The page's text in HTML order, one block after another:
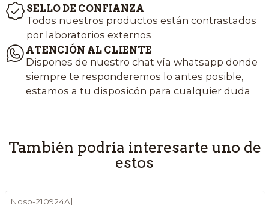
SELLO DE CONFIANZA
Todos nuestros productos están contrastados
por laboratorios externos
ATENCIÓN AL CLIENTE
Dispones de nuestro chat vía whatsapp donde
siempre te responderemos lo antes posible,
estamos a tu disposicón para cualquier duda
También podría interesarte uno de
estos
Noso-210924A|